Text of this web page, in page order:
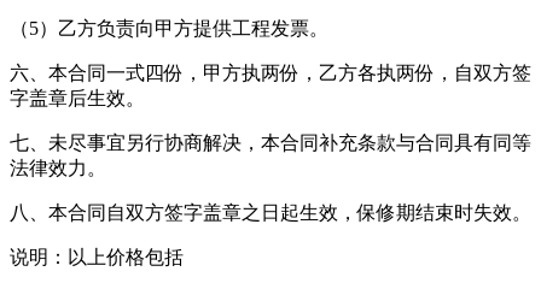
（5）乙方负责向甲方提供工程发票。
六、本合同一式四份，甲方执两份，乙方各执两份，自双方签
字盖章后生效。
七、未尽事宜另行协商解决，本合同补充条款与合同具有同等
法律效力。
八、本合同自双方签字盖章之日起生效，保修期结束时失效。
说明：以上价格包括